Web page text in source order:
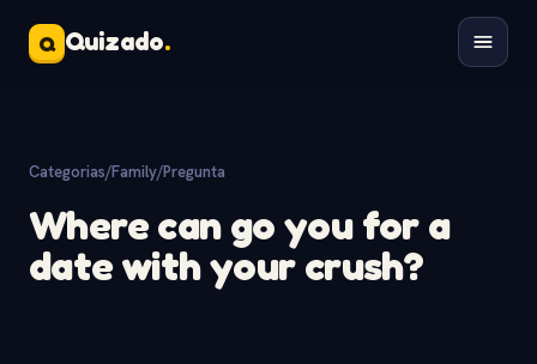
Q Quizado.
Categorias/Family/Pregunta
Where can go you for a
date with your crush?